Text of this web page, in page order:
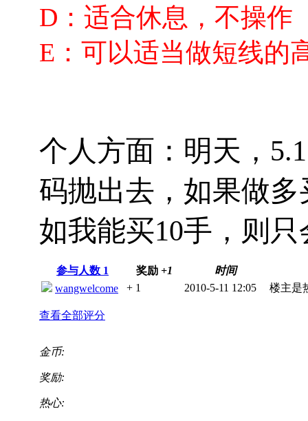
D：适合休息，不操作
E：可以适当做短线的
个人方面：明天，
码抛出去，如果做
如我能买10手，则
参与人数 1 奖励 +1
时间
wangwelcome
+ 1 2010-5-11 12:05 楼主是
查看全部评分
金币:
奖励:
热心: